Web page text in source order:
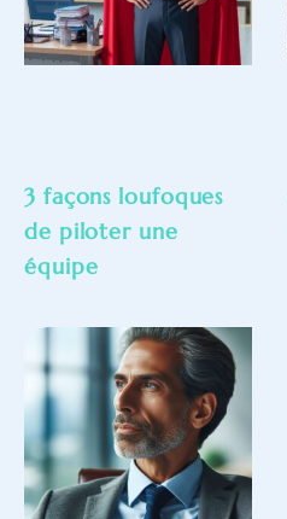
3 façons loufoques
de piloter une
équipe